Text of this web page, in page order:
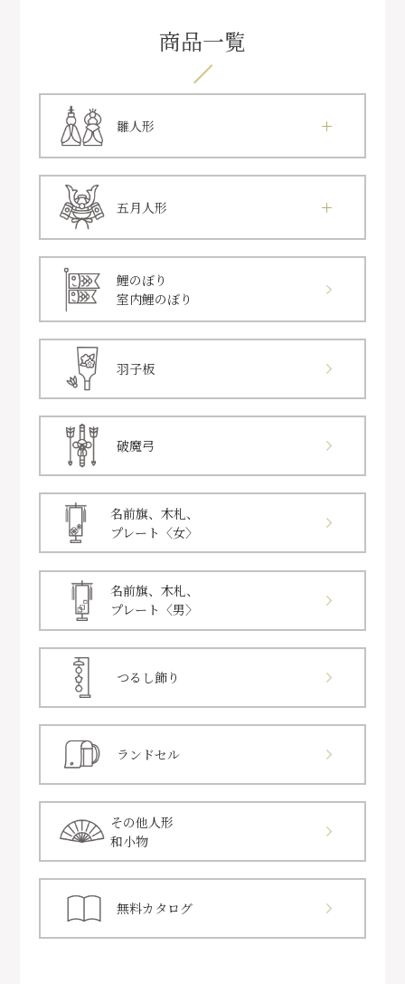
商品一覧
雛人形
五月人形
鯉のぼり
室内鯉のぼり
羽子板
破魔弓
名前旗、木札、
プレート〈女〉
名前旗、木札、
プレート〈男〉
つるし飾り
ランドセル
その他人形
和小物
無料カタログ